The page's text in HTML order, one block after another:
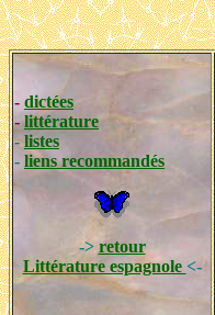
- dictées
- littérature
-listes
- liens recommandés
-> retour
Littérature espagnole <-